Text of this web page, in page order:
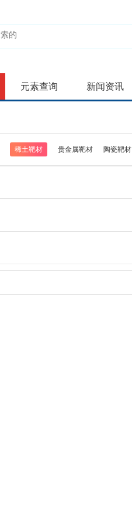
元素查询 新闻资讯
稀土靶材 贵金属靶材 陶瓷靶材